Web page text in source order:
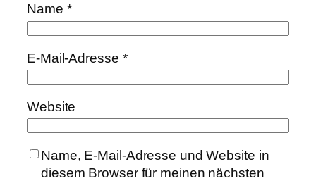
Name *
E-Mail-Adresse *
Website
Name, E-Mail-Adresse und Website in
diesem Browser für meinen nächsten